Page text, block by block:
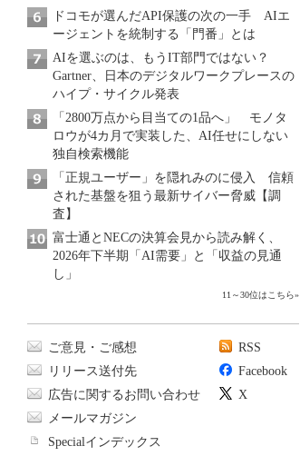
ドコモが選んだAPI保護の次の一手 AIエ
ージェントを統制する「門番」とは
AIを選ぶのは、もうIT部門ではない？
Gartner、日本のデジタルワークプレースの
ハイプ・サイクル発表
「2800万点から目当ての1品へ」 モノタ
ロウが4カ月で実装した、AI任せにしない
独自検索機能
「正規ユーザー」を隠れみのに侵入 信頼
された基盤を狙う最新サイバー脅威【調
査】
富士通とNECの決算会見から読み解く、
2026年下半期「AI需要」と「収益の見通
し」
11～30位はこちら»
ご意見・ご感想
リリース送付先
広告に関するお問い合わせ
メールマガジン
Specialインデックス
RSS
Facebook
X